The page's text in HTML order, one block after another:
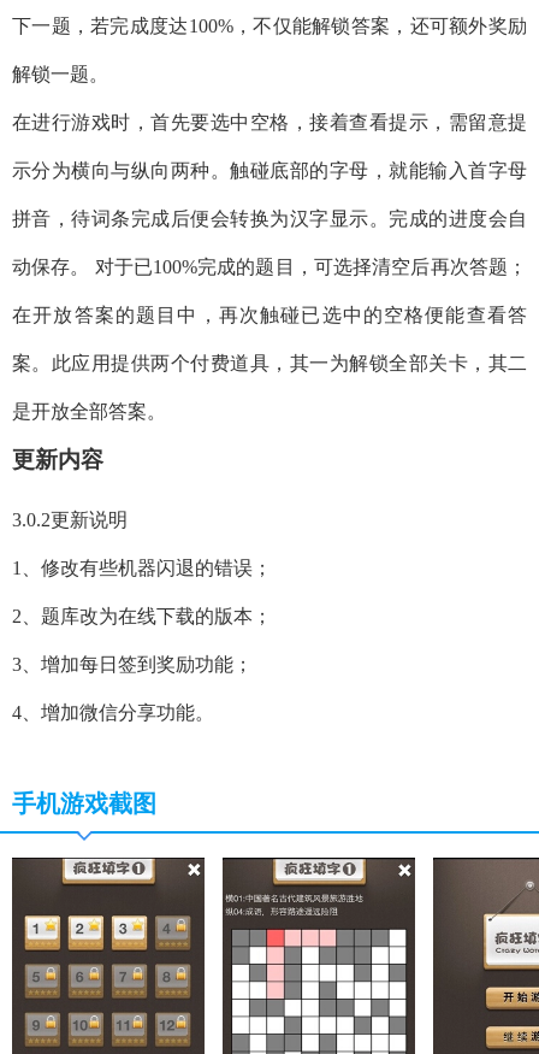
下一题，若完成度达100%，不仅能解锁答案，还可额外奖励
解锁一题。
在进行游戏时，首先要选中空格，接着查看提示，需留意提
示分为横向与纵向两种。触碰底部的字母，就能输入首字母
拼音，待词条完成后便会转换为汉字显示。完成的进度会自
动保存。 对于已100%完成的题目，可选择清空后再次答题；
在开放答案的题目中，再次触碰已选中的空格便能查看答
案。此应用提供两个付费道具，其一为解锁全部关卡，其二
是开放全部答案。
更新内容
3.0.2更新说明
1、修改有些机器闪退的错误；
2、题库改为在线下载的版本；
3、增加每日签到奖励功能；
4、增加微信分享功能。
手机游戏截图